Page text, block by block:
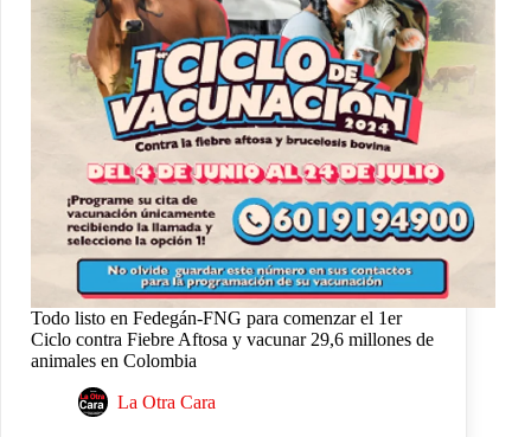
Todo listo en Fedegán-FNG para comenzar el 1er
Ciclo contra Fiebre Aftosa y vacunar 29,6 millones de
animales en Colombia
La Otra Cara